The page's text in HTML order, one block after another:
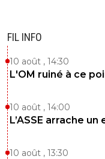
FIL INFO
10 août , 14:30
L'OM ruiné à ce
10 août , 14:00
L’ASSE arrache
10 août , 13:30